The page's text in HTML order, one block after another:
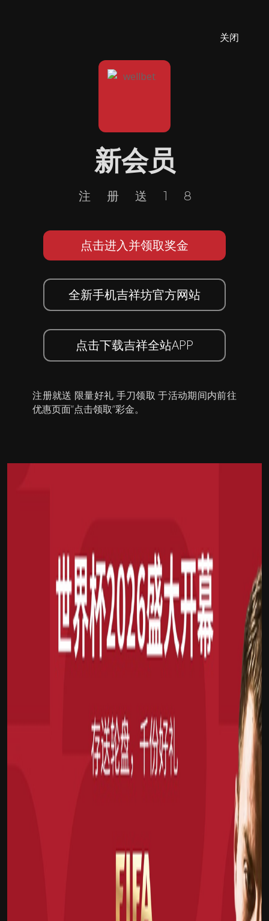
关闭
新会员
注册送18
点击进入并领取奖金
全新手机吉祥坊官方网站
点击下载吉祥全站APP
注册就送 限量好礼 手刀领取 于活动期间内前往
优惠页面”点击领取”彩金。